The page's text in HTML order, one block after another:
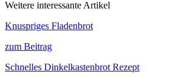
Weitere interessante Artikel
Knuspriges Fladenbrot
zum Beitrag
Schnelles Dinkelkastenbrot Rezept